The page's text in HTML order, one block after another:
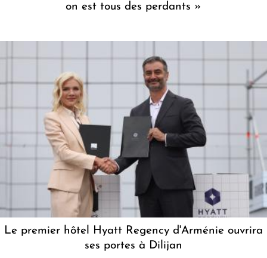
on est tous des perdants »
Le premier hôtel Hyatt Regency d'Arménie ouvrira
ses portes à Dilijan